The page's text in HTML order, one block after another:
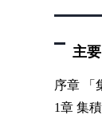
主
序章 「
1章 集